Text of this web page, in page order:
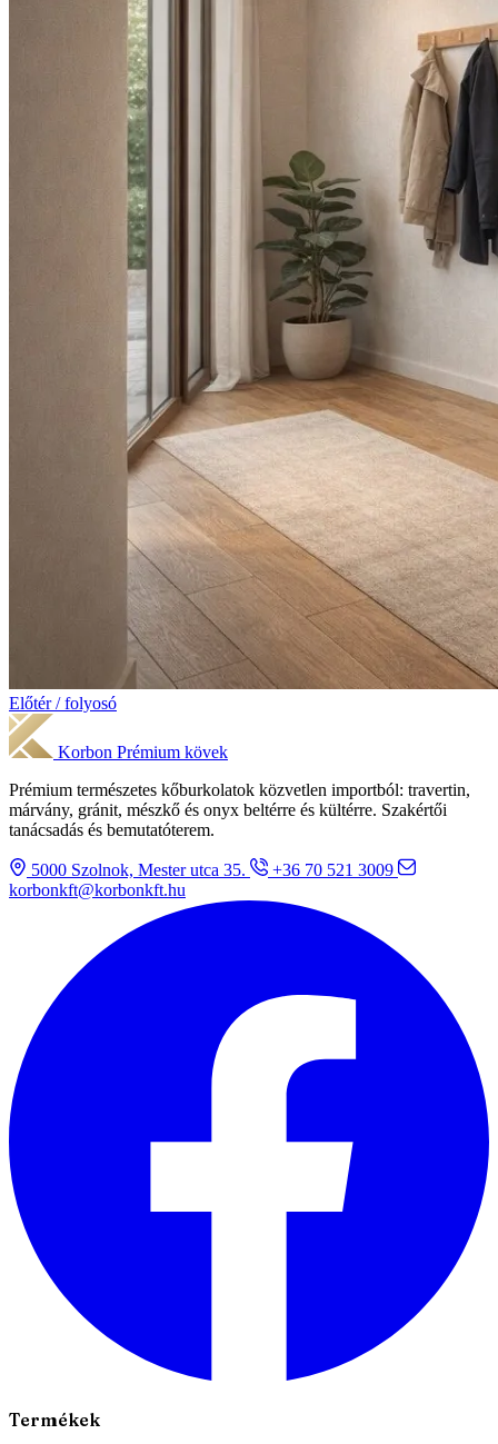
Előtér / folyosó
Korbon Prémium kövek
Prémium természetes kőburkolatok közvetlen importból: travertin,
márvány, gránit, mészkő és onyx beltérre és kültérre. Szakértői
tanácsadás és bemutatóterem.
5000 Szolnok, Mester utca 35.
+36 70 521 3009
korbonkft@korbonkft.hu
Termékek